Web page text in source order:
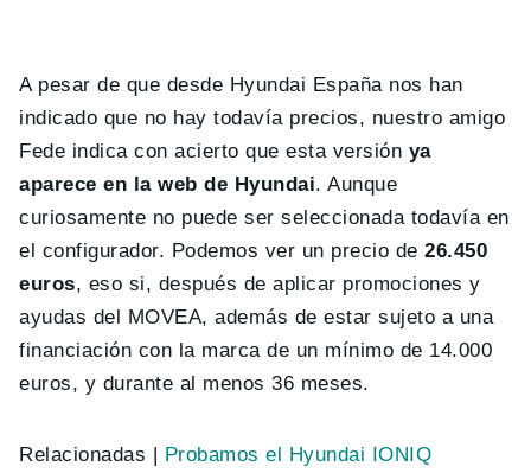
A pesar de que desde Hyundai España nos han
indicado que no hay todavía precios, nuestro amigo
Fede indica con acierto que esta versión ya
aparece en la web de Hyundai. Aunque
curiosamente no puede ser seleccionada todavía en
el configurador. Podemos ver un precio de26.450
euros, eso si, después de aplicar promociones y
ayudas del MOVEA, además de estar sujeto a una
financiación con la marca de un mínimo de 14.000
euros, y durante al menos 36 meses.
Relacionadas | Probamos el Hyundai IONIQ